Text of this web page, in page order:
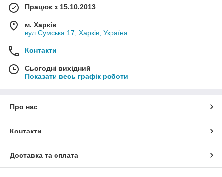
Працює з 15.10.2013
м. Харків
вул.Сумська 17, Харків, Україна
Контакти
Сьогодні вихідний
Показати весь графік роботи
Про нас
Контакти
Доставка та оплата